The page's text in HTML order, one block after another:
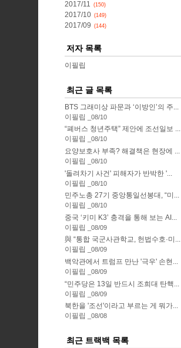
2017/11 (150)
2017/10 (149)
2017/09 (144)
저자 목록
이필립
최근 글 목록
BTS 그래미상 파문과 ‘이방인’의 주...
이필립
08/10
“폐버스 청년주택” 제안에 조선일보 ...
이필립
08/10
요양보호사 부족? 해결책은 현장에 ...
이필립
08/10
'돌려차기 사건' 피해자가 반박한 '...
이필립
08/10
민주노총 27기 중앙통일선봉대, “미...
이필립
08/10
중국 ‘키미 K3’ 충격을 통해 보는 AI...
이필립
08/09
與 “통합 국군사관학교, 헌법수호·미...
이필립
08/09
백악관에서 트럼프 만난 '극우' 손현...
이필립
08/09
“민주당은 13일 반드시 조희대 탄핵...
이필립
08/09
북한을 '조선'이라고 부르는 게 뭐가...
이필립
08/08
최근 트랙백 목록